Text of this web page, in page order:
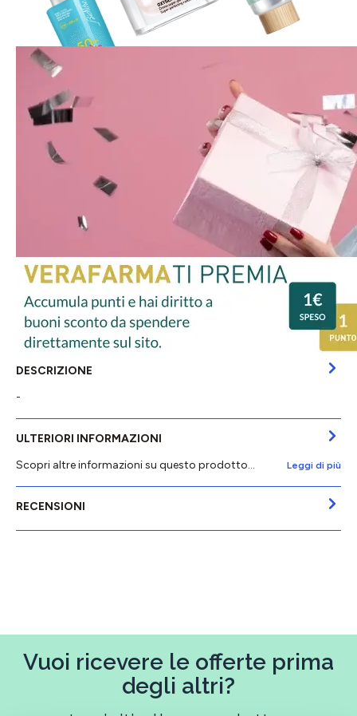
DESCRIZIONE
-
ULTERIORI INFORMAZIONI
Scopri altre informazioni su questo prodotto...
Leggi di più
RECENSIONI
Vuoi ricevere le offerte prima
degli altri?